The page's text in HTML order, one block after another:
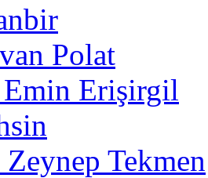
Polat
Erişirgil
Tekmen